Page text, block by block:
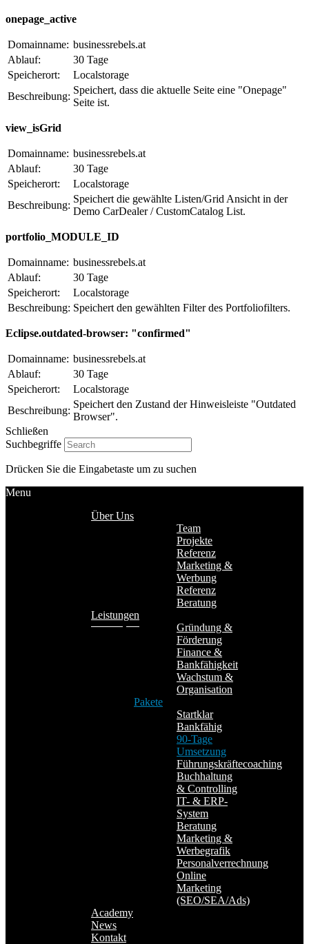
onepage_active
Domainname: businessrebels.at
Ablauf:
30 Tage
Speicherort:
Localstorage
Beschreibung:
Speichert, dass die aktuelle Seite eine "Onepage"
Seite ist.
view_isGrid
Domainname: businessrebels.at
Ablauf:
30 Tage
Speicherort:
Localstorage
Beschreibung:
Speichert die gewählte Listen/Grid Ansicht in der
Demo CarDealer / CustomCatalog List.
portfolio_MODULE_ID
Domainname: businessrebels.at
Ablauf:
30 Tage
Speicherort:
Localstorage
Beschreibung: Speichert den gewählten Filter des Portfoliofilters.
Eclipse.outdated-browser: "confirmed"
Domainname: businessrebels.at
Ablauf:
30 Tage
Speicherort:
Localstorage
Beschreibung:
Speichert den Zustand der Hinweisleiste "Outdated
Browser".
Schließen
Suchbegriffe
Drücken Sie die Eingabetaste um zu suchen
Menu
Über Uns
Team
Projekte
Referenz
Marketing &
Werbung
Referenz
Beratung
Leistungen
Gründung &
Förderung
Finance &
Bankfähigkeit
Wachstum &
Organisation
Pakete
Startklar
Bankfähig
90-Tage
Umsetzung
Führungskräftecoaching
Buchhaltung
& Controlling
IT- & ERP-
System
Beratung
Marketing &
Werbegrafik
Personalverrechnung
Online
Marketing
(SEO/SEA/Ads)
Academy
News
Kontakt